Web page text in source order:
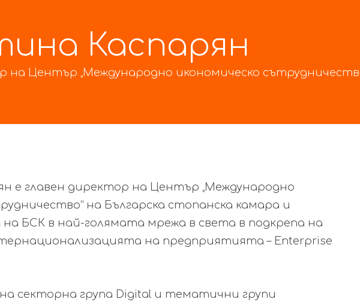
Каспарян
на Център „Международно икономическо
е главен директор на Център „Международно
на Българска стопанска камара и
на БСК в най-голямата мрежа в света в подкрепа на
на предприятията – Enterprise
секторна група Digital и тематични групи